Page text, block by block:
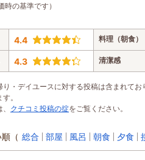
時の基準です）
4.4 料理（朝食）
4.3 清潔感
・デイユースに対する投稿は含まれてお
。
クチコミ投稿の掟をご覧ください。
順 （ 総合 部屋 風呂 朝食 夕食